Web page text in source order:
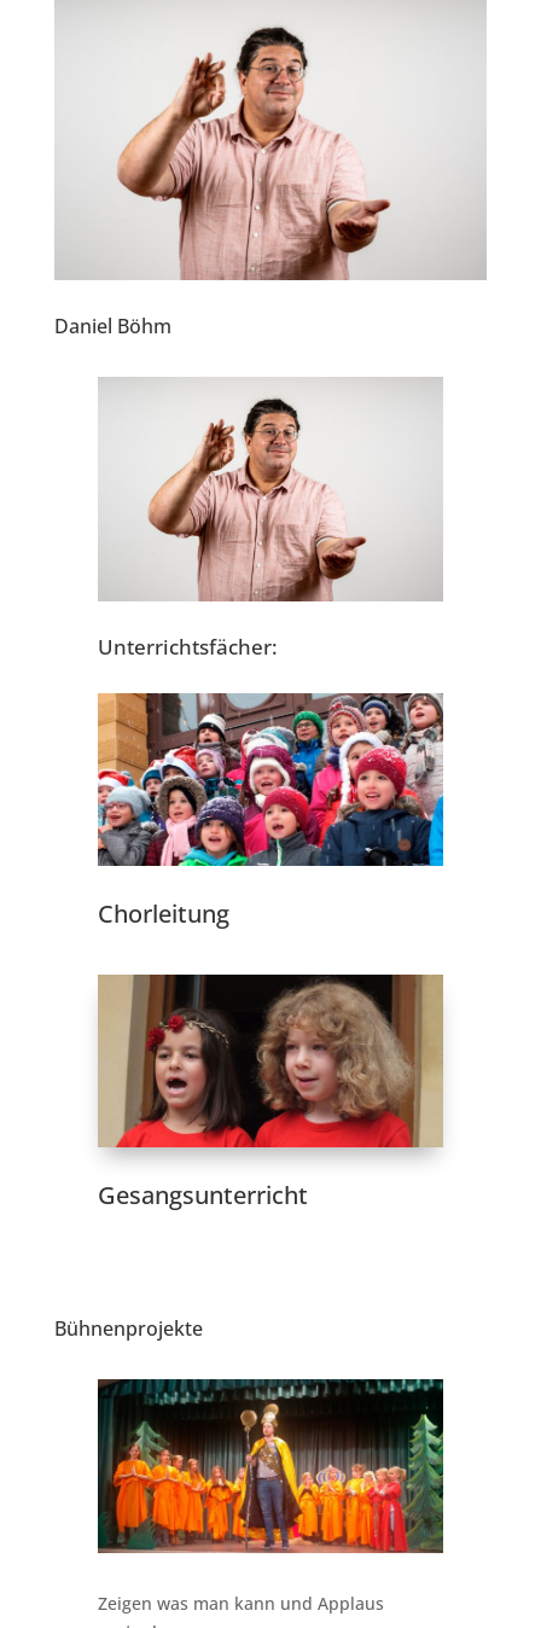
Daniel Böhm
Unterrichtsfächer:
Chorleitung
Gesangsunterricht
Bühnenprojekte
Zeigen was man kann und Applaus